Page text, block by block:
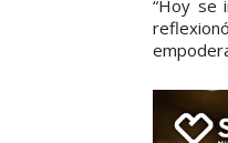
“Hoy se